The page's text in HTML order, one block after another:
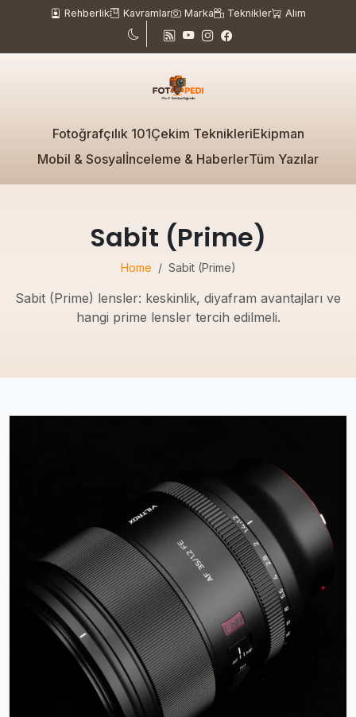
Rehberlik Kavramlar Marka Teknikler Alım
Fotoğrafçılık 101Çekim TeknikleriEkipman
Mobil & Sosyalİnceleme & HaberlerTüm Yazılar
Sabit (Prime)
Home Sabit (Prime)
Sabit (Prime) lensler: keskinlik, diyafram avantajları ve
hangi prime lensler tercih edilmeli.